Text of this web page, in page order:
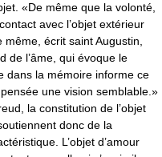
«De même que la volonté,
avec l’objet extérieur
écrit saint Augustin,
de l’âme, qui évoque le
dans la mémoire informe ce
une vision semblable.»
la constitution de l’objet
donc de la
L’objet d’amour